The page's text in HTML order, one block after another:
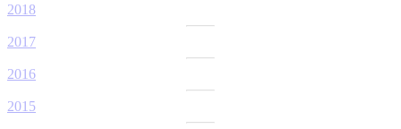
2018
2017
2016
2015